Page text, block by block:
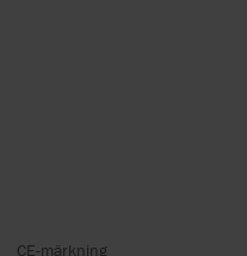
CE-märkning